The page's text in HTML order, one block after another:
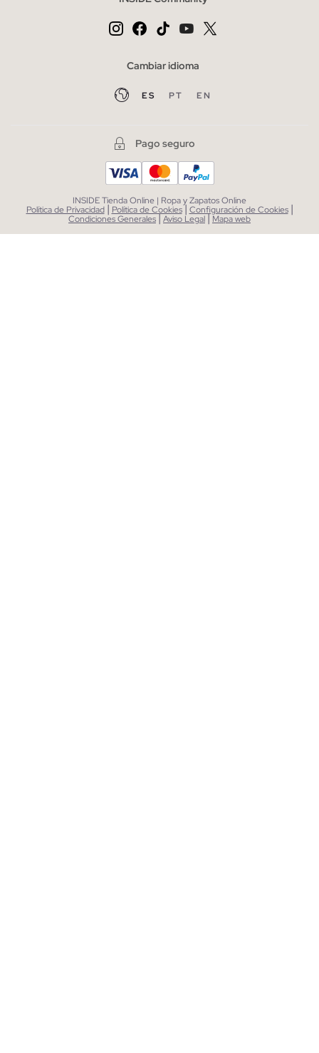
Cambiar idioma
ES PT EN
Pago seguro
INSIDE Tienda Online | Ropa y Zapatos Online
Política de Privacidad | Política de Cookies| Configuración de Cookies |
Condiciones Generales|Aviso Legal| Mapa web